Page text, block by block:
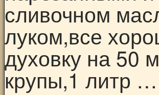
сливочном
луком,все
духовку на 50
крупы,1 литр …